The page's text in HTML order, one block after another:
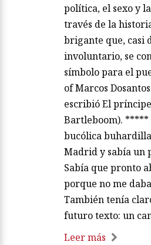
política, el sexo y
través de la
brigante que, casi
involuntario, se
símbolo para el
of Marcos
escribió El
Bartleboom). *****
bucólica
Madrid y sabía un
Sabía que pronto
porque no me
También tenía
futuro texto: un
Leer más